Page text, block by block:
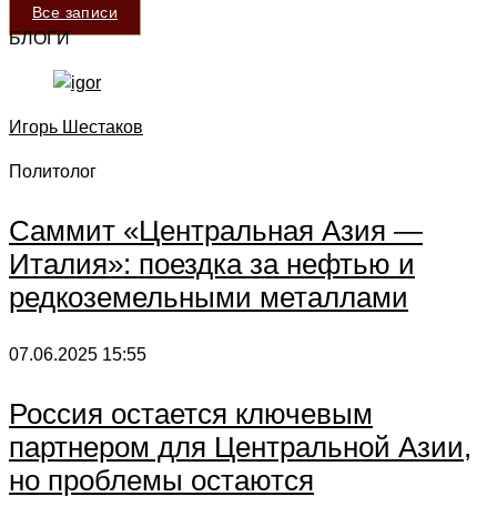
Все записи
БЛОГИ
Игорь Шестаков
Политолог
Саммит «Центральная Азия —
Италия»: поездка за нефтью и
редкоземельными металлами
07.06.2025 15:55
Россия остается ключевым
партнером для Центральной Азии,
но проблемы остаются